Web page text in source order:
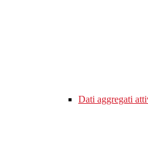
Dati aggregati